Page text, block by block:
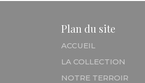
Plan du site
ACCUEIL
LA COLLECTION
NOTRE TERROIR